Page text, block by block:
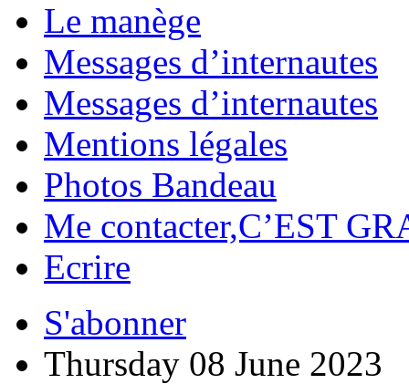
Le manège
Messages d’internautes
Messages d’internautes
Mentions légales
Photos Bandeau
Me contacter,C’EST
Ecrire
S'abonner
Thursday 08 June 2023